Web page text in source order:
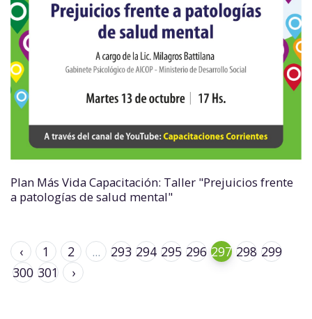
Plan Más Vida Capacitación: Taller "Prejuicios frente
a patologías de salud mental"
‹ 1 2 ... 293 294 295 296 297 298 299
300 301 ›